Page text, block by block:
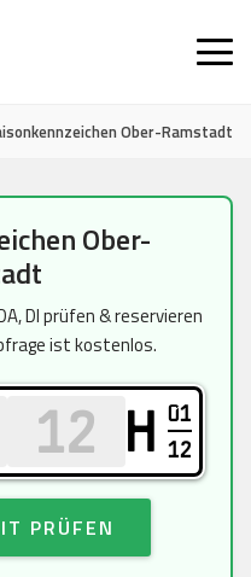
Ober-Ramstadt
Ober-
DI prüfen & reservieren
ist kostenlos.
H 01
12
PRÜFEN